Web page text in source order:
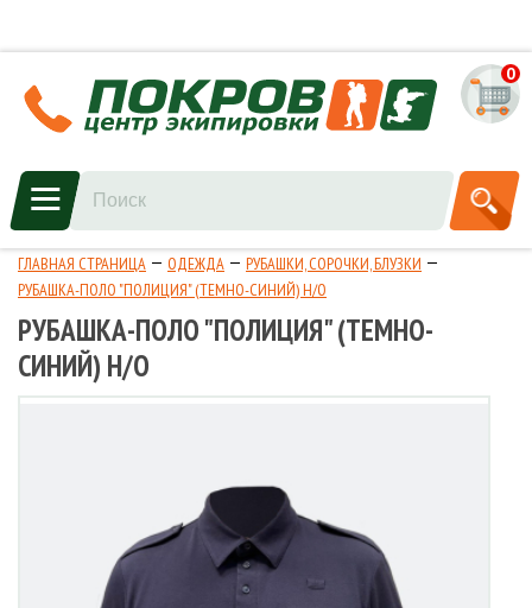
0
ГЛАВНАЯ СТРАНИЦА ОДЕЖДА
РУБАШКИ, СОРОЧКИ, БЛУЗКИ
РУБАШКА-ПОЛО "ПОЛИЦИЯ" (ТЕМНО-СИНИЙ) Н/О
РУБАШКА-ПОЛО "ПОЛИЦИЯ" (ТЕМНО-
СИНИЙ) Н/О